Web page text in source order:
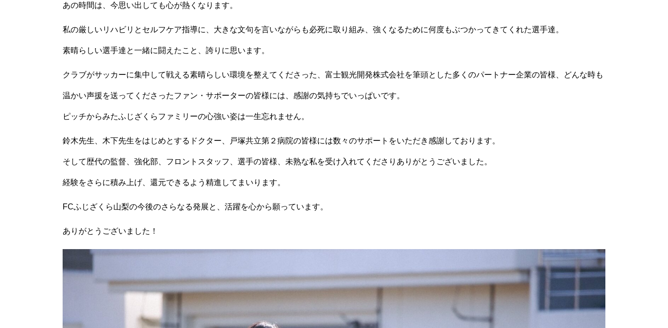
あの時間は、今思い出しても心が熱くなります。
私の厳しいリハビリとセルフケア指導に、大きな文句を言いながらも必死に取り組み、強くなるために何度もぶつかってきてくれた選手達。
素晴らしい選手達と一緒に闘えたこと、誇りに思います。
クラブがサッカーに集中して戦える素晴らしい環境を整えてくださった、富士観光開発株式会社を筆頭とした多くのパートナー企業の皆様、どんな時も
温かい声援を送ってくださったファン・サポーターの皆様には、感謝の気持ちでいっぱいです。
ピッチからみたふじざくらファミリーの心強い姿は一生忘れません。
鈴木先生、木下先生をはじめとするドクター、戸塚共立第２病院の皆様には数々のサポートをいただき感謝しております。
そして歴代の監督、強化部、フロントスタッフ、選手の皆様、未熟な私を受け入れてくださりありがとうございました。
経験をさらに積み上げ、還元できるよう精進してまいります。
FCふじざくら山梨の今後のさらなる発展と、活躍を心から願っています。
ありがとうございました！